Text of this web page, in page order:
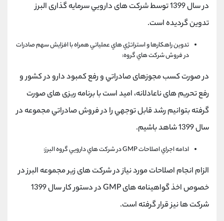
در سال 1399 توسط شرکت های دارويي سرمايه گذاری البرز
تدوين گرديده است.
تدوین راهکارها و استراتژي هاي عملیاتي همراه با افزایش سهم صادرات
در فروش شرکت هاي گروه:
در صورت کسب مجوزهای صادراتي و رفع کمبود دارو در کشور و
رفع تحريم های ناعادلانه، اميد است با برنامه ريزی های صورت
گرفته بتوانيم رشد قابل توجهي را در فروش صادراتي مجموعه در
سال 1399 شاهد باشيم.
ادامه اجراي اصلاحات GMP در شرکت هاي دارویي گروه البرز:
الزام انجام اصلاحات مورد نياز در شرکت های زير مجموعه البرز در
خصوص اخذ گواهينامه های GMP در دستور کار سال 1399
شرکت ها نيز قرار گرفته است.